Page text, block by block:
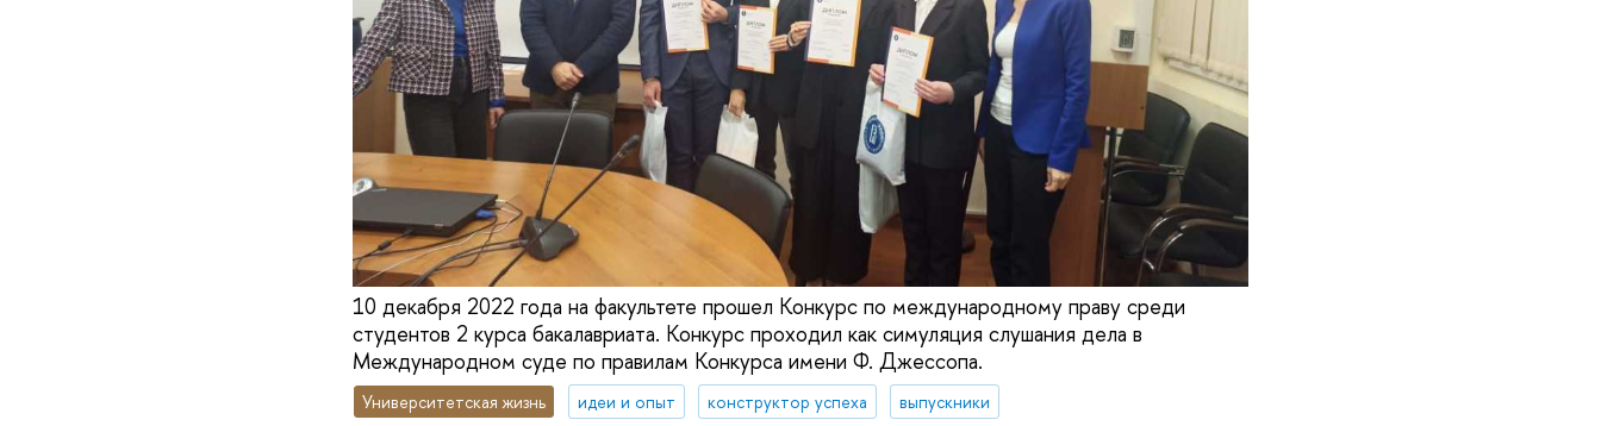
10 декабря 2022 года на факультете прошел Конкурс по международному праву среди
студентов 2 курса бакалавриата. Конкурс проходил как симуляция слушания дела в
Международном суде по правилам Конкурса имени Ф. Джессопа.
Университетская жизнь идеи и опыт конструктор успеха
выпускники